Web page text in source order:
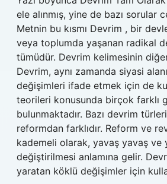
ele alınmış, yine de bazı sorular
Metnin bu kısmı Devrim , bir
veya toplumda yaşanan radikal
tümüdür. Devrim kelimesinin
Devrim, aynı zamanda siyasi
değişimleri ifade etmek için de
teorileri konusunda birçok farklı
bulunmaktadır. Bazı devrim
reformdan farklıdır. Reform ve
kademeli olarak, yavaş yavaş ve
değiştirilmesi anlamına gelir.
yaratan köklü değişimler için